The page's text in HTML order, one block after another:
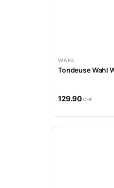
WAHL
Tondeuse Wahl
129.90CHF